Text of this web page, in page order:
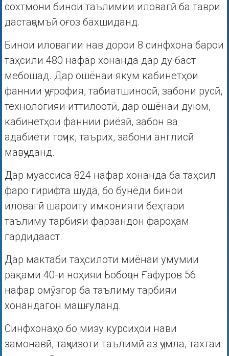
сохтмони бинои таълимии иловагӣ ба таври
дастаҷамъӣ оғоз бахшиданд.
Бинои иловагии нав дорои 8 синфхона барои
таҳсили 480 нафар хонанда дар ду баст
мебошад. Дар ошёнаи якум кабинетҳои
фаннии ҷуғрофия, табиатшиносӣ, забони русӣ,
технологияи иттилоотӣ, дар ошёнаи дуюм,
кабинетҳои фаннии риёзӣ, забон ва
адабиёти тоҷик, таърих, забони англисӣ
мавҷуданд.
Дар муассиса 824 нафар хонанда ба таҳсил
фаро гирифта шуда, бо бунёди бинои
иловагӣ шароиту имконияти беҳтари
таълиму тарбияи фарзандон фароҳам
гардидааст.
Дар мактаби таҳсилоти миёнаи умумии
рақами 40-и ноҳияи Бобоҷон Ғафуров 56
нафар омӯзгор ба таълиму тарбияи
хонандагон машғуланд.
Синфхонаҳо бо мизу курсиҳои нави
замонавӣ, таҷҳизоти таълимӣ аз ҷумла, тахтаи